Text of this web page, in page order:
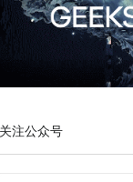
注公众号